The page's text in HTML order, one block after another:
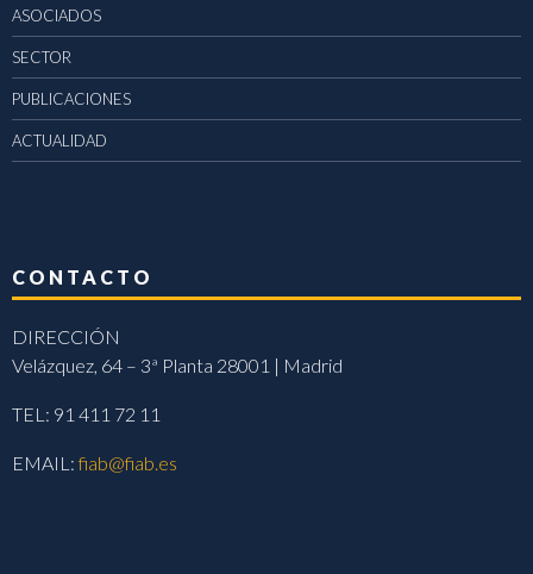
ASOCIADOS
SECTOR
PUBLICACIONES
ACTUALIDAD
CONTACTO
DIRECCIÓN
Velázquez, 64 – 3ª Planta 28001 | Madrid
TEL: 91 411 72 11
EMAIL:fiab@fiab.es